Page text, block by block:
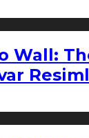
Wall: